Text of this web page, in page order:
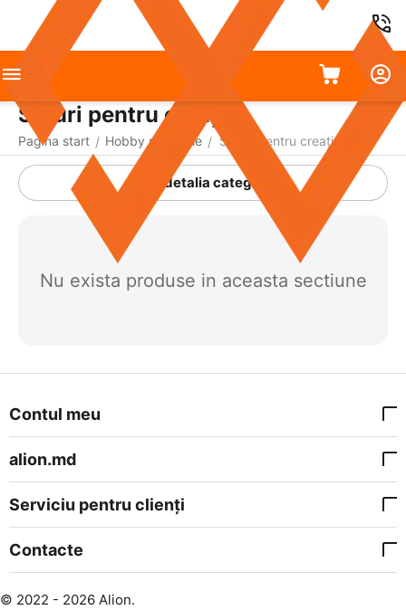
Seturi pentru creație
Pagina start / Hobby și creație / Seturi pentru creație
A detalia categoria
Nu exista produse in aceasta sectiune
Contul meu
alion.md
Serviciu pentru clienți
Contacte
© 2022 - 2026 Alion.